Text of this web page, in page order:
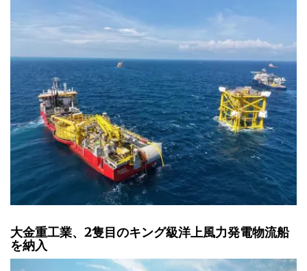
大金重工業、2隻目のキング級洋上風力発電物流船
を納入